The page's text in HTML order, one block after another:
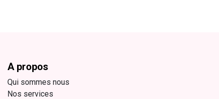
A propos
Qui sommes nous
Nos services